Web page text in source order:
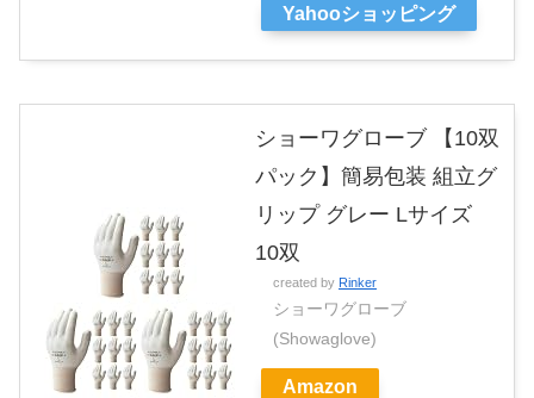
Yahooショッピング
ショーワグローブ 【10双
パック】簡易包装 組立グ
リップ グレー Lサイズ
10双
created by Rinker
ショーワグローブ
(Showaglove)
Amazon